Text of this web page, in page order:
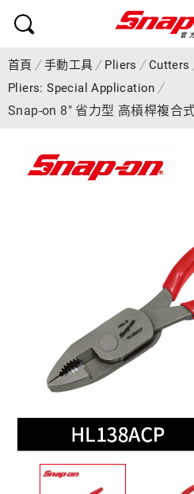
首頁 手動工具 Pliers
Cutters
Pliers: Special Application
Snap-on 8" 省力型 高槓桿複合